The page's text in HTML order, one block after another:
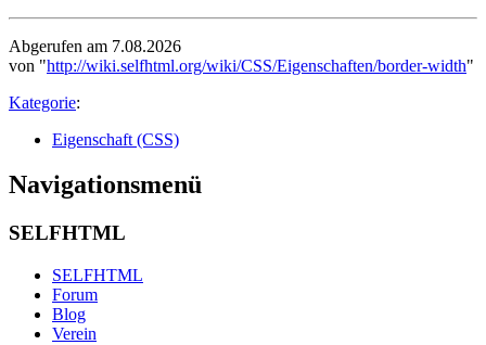
Abgerufen am 7.08.2026
von "http://wiki.selfhtml.org/wiki/CSS/Eigenschaften/border-width"
Kategorie:
Eigenschaft (CSS)
Navigationsmenü
SELFHTML
SELFHTML
Forum
Blog
Verein